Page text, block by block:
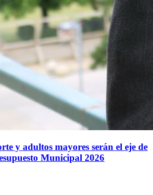
y adultos mayores serán el eje de
Municipal 2026